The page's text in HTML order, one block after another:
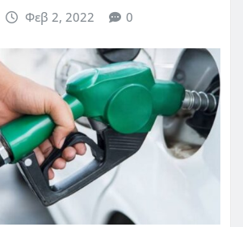
Φεβ 2, 2022 0